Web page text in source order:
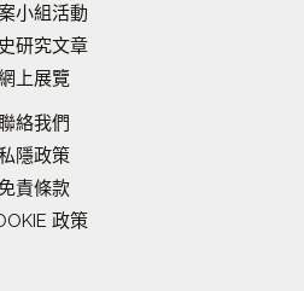
小組活動
研究文章
上展覽
絡我們
隱政策
責條款
政策